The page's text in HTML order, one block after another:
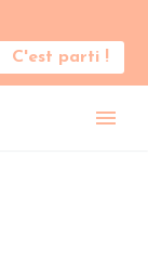
C'est parti !